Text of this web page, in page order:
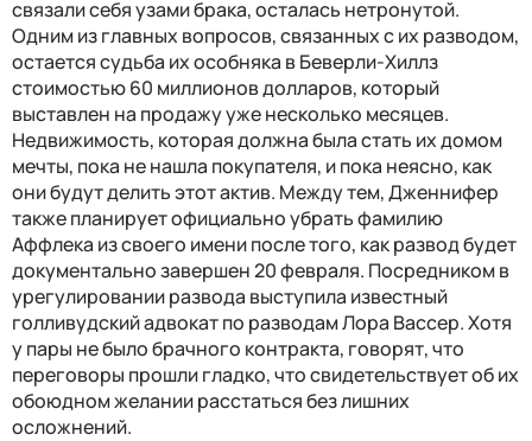
связали себя узами брака, осталась нетронутой.
Одним из главных вопросов, связанных с их разводом,
остается судьба их особняка в Беверли-Хиллз
стоимостью 60 миллионов долларов, который
выставлен на продажу уже несколько месяцев.
Недвижимость, которая должна была стать их домом
мечты, пока не нашла покупателя, и пока неясно, как
они будут делить этот актив. Между тем, Дженнифер
также планирует официально убрать фамилию
Аффлека из своего имени после того, как развод будет
документально завершен 20 февраля. Посредником в
урегулировании развода выступила известный
голливудский адвокат по разводам Лора Вассер. Хотя
у пары не было брачного контракта, говорят, что
переговоры прошли гладко, что свидетельствует об их
обоюдном желании расстаться без лишних
осложнений.